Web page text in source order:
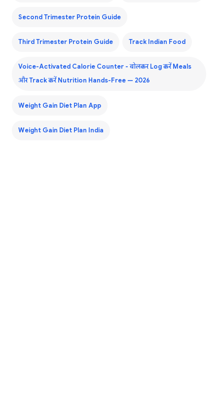
Second Trimester Protein Guide
Third Trimester Protein Guide Track Indian Food
Voice-Activated Calorie Counter - बोलकर Log करें Meals
और Track करें Nutrition Hands-Free — 2026
Weight Gain Diet Plan App
Weight Gain Diet Plan India